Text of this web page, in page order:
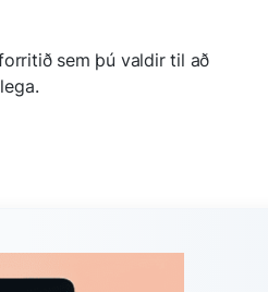
sem þú valdir til að